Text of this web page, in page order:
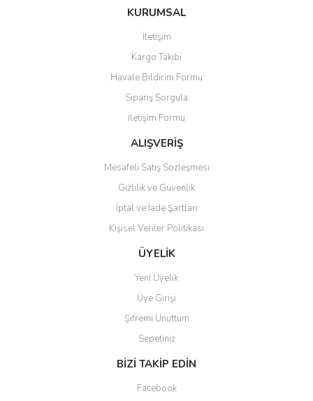
Bu ürüne ilk yorumu siz yapın!
Ürün resmi kalitesiz, bozuk veya görüntülenemiyor.
Ürün açıklamasında eksik bilgiler bulunuyor.
Ürün bilgilerinde hatalar bulunuyor.
Ürün fiyatı diğer sitelerden daha pahalı.
Bu ürüne benzer farklı alternatifler olmalı.
Gönder
KURUMSAL
İletişim
Kargo Takibi
Havale Bildirim Formu
Sipariş Sorgula
İletişim Formu
ALIŞVERİŞ
Mesafeli Satış Sözleşmesi
Gizlilik ve Güvenlik
İptal ve İade Şartları
Kişisel Veriler Politikası
ÜYELİK
Yeni Üyelik
Üye Girişi
Şifremi Unuttum
Sepetiniz
BİZİ TAKİP EDİN
Facebook